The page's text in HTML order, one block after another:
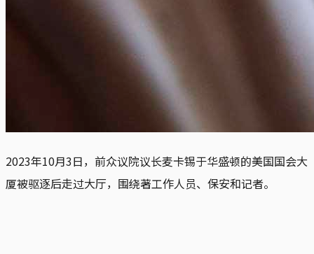
2023年10月3日，前众议院议长麦卡锡于华盛顿的美国国会大
厦被驱逐后走过大厅，围绕著工作人员、保安和记者。